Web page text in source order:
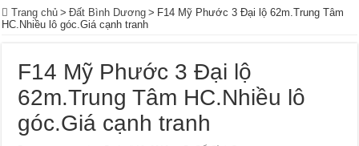
Ký Gửi Đất Bình Dương Miễn Phí giúp mua bán nhanh
Mua bán – nhận kí gửi đất Tân Định, Thới Hòa – Bến Cát, Bình Dương giá cao,
Nhà Ecolakes cho thuê, nhà hoàn thiện mới đẹp tại Mỹ Phước Bình Dương
Mua bán, nhận ký gửi nhà đất đường D4C Mỹ Phước 4, Thới Hòa, Bến Cát,
Nhận ký gửi đất Rạch Bắp Bình Dương
Trang chủ > Đất Bình Dương > F14 Mỹ Phước 3 Đại lộ 62m.Trung Tâm
HC.Nhiều lô góc.Giá cạnh tranh
F14 Mỹ Phước 3 Đại lộ
62m.Trung Tâm HC.Nhiều lô
góc.Giá cạnh tranh